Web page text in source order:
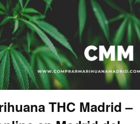
THC Madrid –